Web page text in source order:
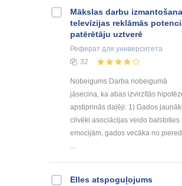
Mākslas darbu izmantošana
televīzijas reklāmās
patērētāju uztverē
Реферат для университета
32
Nobeigums Darba nobeigumā
jāsecina, ka abas izvirzītās
apstiprinās daļēji: 1) Gados jaunāki
cilvēki asociācijas veido balstoties
emocijām, gados vecāka no
...
Elles atspoguļojums